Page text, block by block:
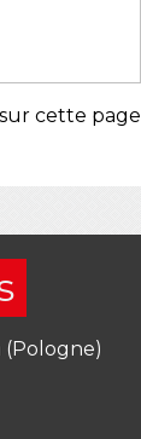
cette page
(Pologne)